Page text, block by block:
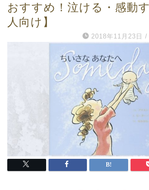
おすすめ！泣ける・感動
人向け】
2018年11月23日 /